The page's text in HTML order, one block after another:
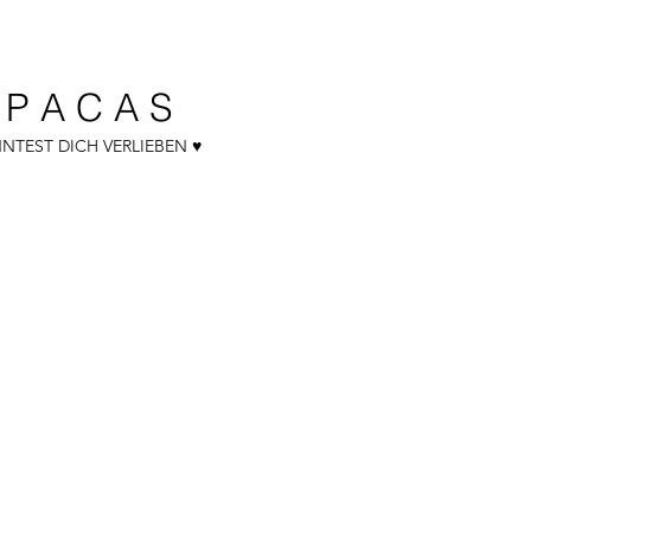
A C A S
DICH VERLIEBEN ♥